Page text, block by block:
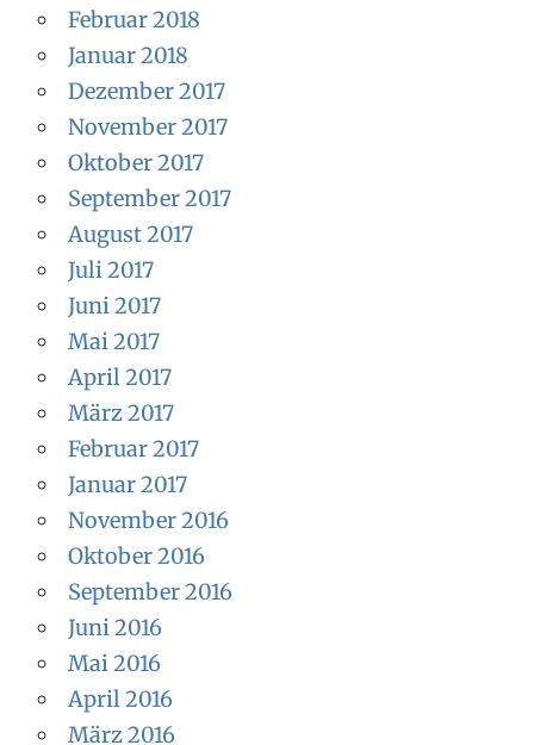
Februar 2018
Januar 2018
Dezember 2017
November 2017
Oktober 2017
September 2017
August 2017
Juli 2017
Juni 2017
Mai 2017
April 2017
März 2017
Februar 2017
Januar 2017
November 2016
Oktober 2016
September 2016
Juni 2016
Mai 2016
April 2016
März 2016